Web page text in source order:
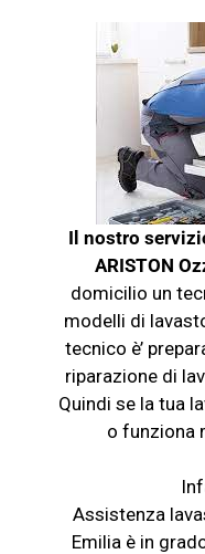
Il nostro
ARISTON
domicilio un
modelli di
tecnico è’
riparazione di
Quindi se la tua
o funziona
Assistenza
Emilia è in